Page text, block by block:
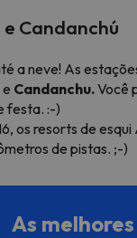
Candanchú
a neve! As
e Candanchu.Você
festa. :-)
os resorts de
de pistas. ;-)
As